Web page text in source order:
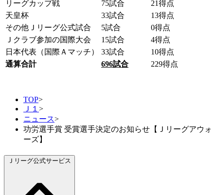
リーグカップ戦 75試合
21得点
天皇杯
33試合
13得点
その他Ｊリーグ公式試合
5試合
0得点
Ｊクラブ参加の国際大会
15試合
4得点
日本代表（国際Ａマッチ）
33試合
10得点
通算合計
696試合 229得点
TOP>
Ｊ１ >
ニュース>
功労選手賞 受賞選手決定のお知らせ【Ｊリーグアウォ
ーズ】
Ｊリーグ公式サービス